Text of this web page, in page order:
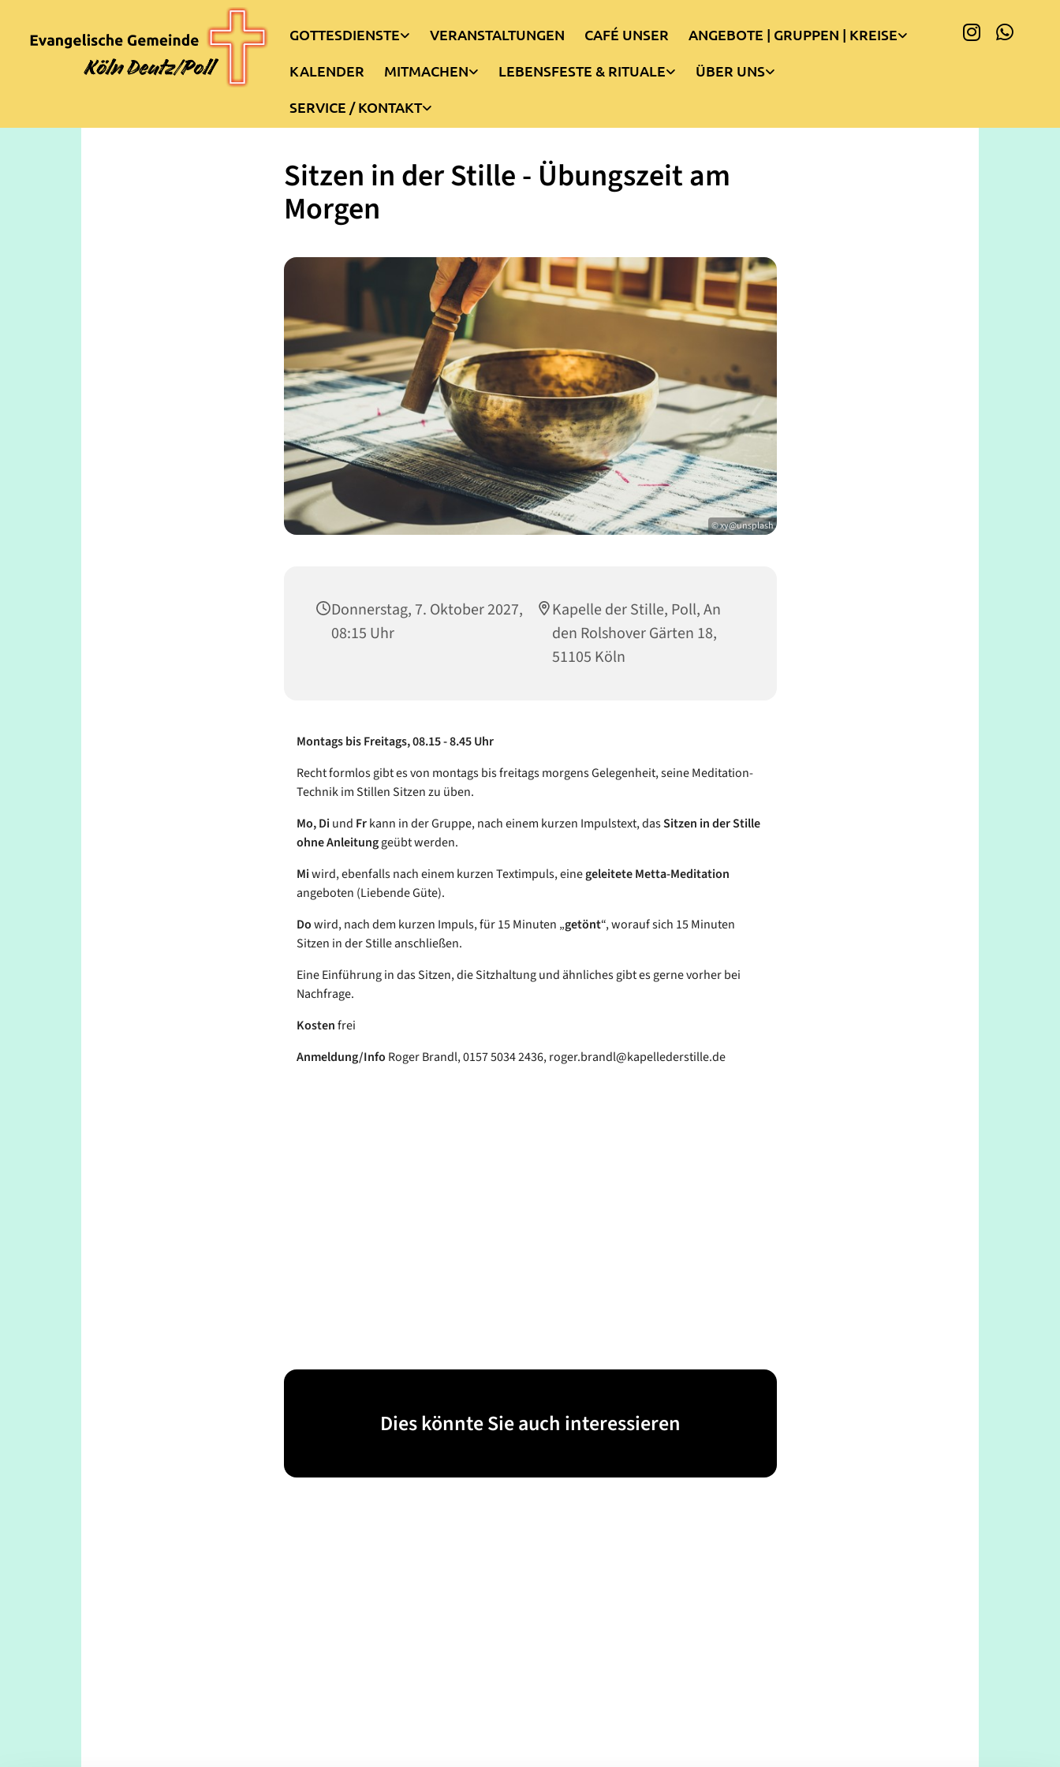
GOTTESDIENSTE VERANSTALTUNGEN CAFÉ UNSER
ANGEBOTE | GRUPPEN | KREISE
KALENDER
MITMACHEN LEBENSFESTE & RITUALE
ÜBER UNS
SERVICE / KONTAKT
Sitzen in der Stille - Übungszeit am
Morgen
© xy@unsplash
Donnerstag, 7. Oktober 2027,
08:15 Uhr
Kapelle der Stille, Poll, An
den Rolshover Gärten 18,
51105 Köln
Montags bis Freitags, 08.15 - 8.45 Uhr
Recht formlos gibt es von montags bis freitags morgens Gelegenheit, seine Meditation-
Technik im Stillen Sitzen zu üben.
Mo, Diund Frkann in der Gruppe, nach einem kurzen Impulstext, dasSitzen in der Stille
ohne Anleitunggeübt werden.
Miwird, ebenfalls nach einem kurzen Textimpuls, einegeleitete Metta-Meditation
angeboten (Liebende Güte).
Dowird, nach dem kurzen Impuls, für 15 Minuten „getönt“, worauf sich 15 Minuten
Sitzen in der Stille anschließen.
Eine Einführung in das Sitzen, die Sitzhaltung und ähnliches gibt es gerne vorher bei
Nachfrage.
Kostenfrei
Anmeldung/Info Roger Brandl, 0157 5034 2436, roger.brandl@kapellederstille.de
Dies könnte Sie auch interessieren